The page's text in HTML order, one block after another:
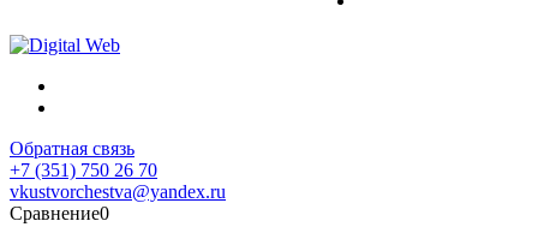
Обратная связь
+7 (351) 750 26 70
vkustvorchestva@yandex.ru
Сравнение0